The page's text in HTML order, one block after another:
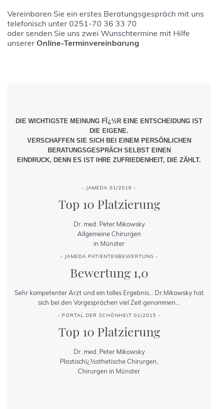
Vereinbaren Sie ein erstes Beratungsgespräch mit uns
telefonisch unter 0251-70 36 33 70
oder senden Sie uns zwei Wunschtermine mit Hilfe
unserer Online-Terminvereinbarung
DIE WICHTIGSTE MEINUNG FÏ¿½R EINE ENTSCHEIDUNG IST
DIE EIGENE.
VERSCHAFFEN SIE SICH BEI EINEM PERSÖNLICHEN
BERATUNGSGESPRÄCH SELBST EINEN
EINDRUCK, DENN ES IST IHRE ZUFRIEDENHEIT, DIE ZÄHLT.
- JAMEDA 01/2016 -
Top 10 Platzierung
Dr. med. Peter Mikowsky
Allgemeine Chirurgen
in Münster
- JAMEDA PATIENTENBEWERTUNG -
Bewertung 1,0
Sehr kompetenter Arzt und ein tolles Ergebnis... Dr.Mikowsky hat
sich bei den Vorgesprächen viel Zeit genommen...
- PORTAL DER SCHÖNHEIT 01/2015 -
Top 10 Platzierung
Dr. med. Peter Mikowsky
Plastischï¿½sthetische Chirurgen,
Chirurgen in Münster